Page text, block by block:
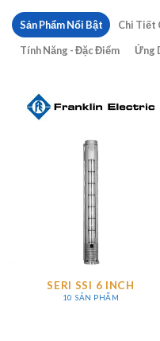
Sản Phẩm Nổi Bật
Chi Tiết
Tính Năng - Đặc Điểm
Ứng
SERI SSI 6 INCH
10 SẢN PHẨM